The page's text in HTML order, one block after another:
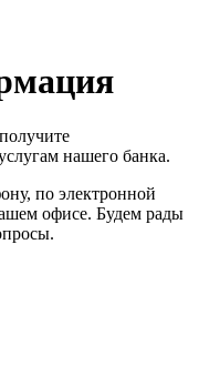
нашего банка.
по электронной
офисе. Будем рады